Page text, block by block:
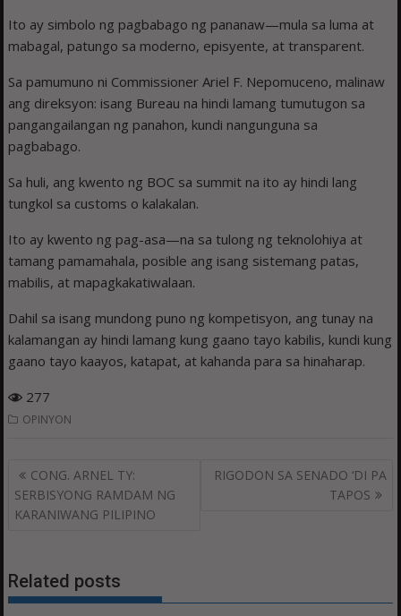
Ito ay simbolo ng pagbabago ng pananaw—mula sa luma at
mabagal, patungo sa moderno, episyente, at transparent.
Sa pamumuno ni Commissioner Ariel F. Nepomuceno, malinaw
ang direksyon: isang Bureau na hindi lamang tumutugon sa
pangangailangan ng panahon, kundi nangunguna sa
pagbabago.
Sa huli, ang kwento ng BOC sa summit na ito ay hindi lang
tungkol sa customs o kalakalan.
Ito ay kwento ng pag-asa—na sa tulong ng teknolohiya at
tamang pamamahala, posible ang isang sistemang patas,
mabilis, at mapagkakatiwalaan.
Dahil sa isang mundong puno ng kompetisyon, ang tunay na
kalamangan ay hindi lamang kung gaano tayo kabilis, kundi kung
gaano tayo kaayos, katapat, at kahanda para sa hinaharap.
277
OPINYON
Post
navigation
CONG. ARNEL TY:
SERBISYONG RAMDAM NG
KARANIWANG PILIPINO
RIGODON SA SENADO ‘DI PA
TAPOS
Related posts